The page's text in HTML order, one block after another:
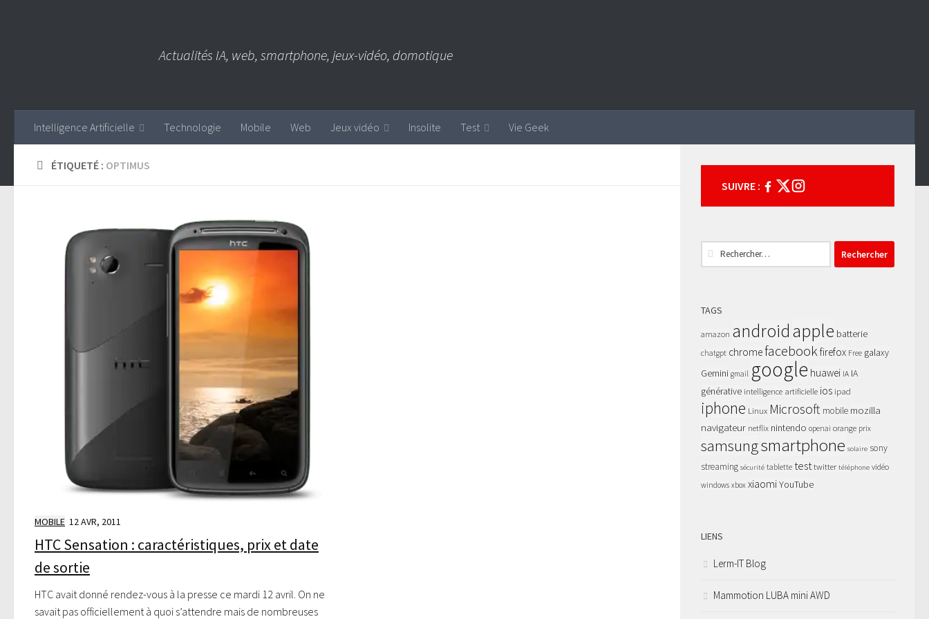
Actualités IA, web, smartphone, jeux-vidéo, domotique
Intelligence Artificielle Technologie Mobile Web Jeux vidéo Insolite Test Vie Geek
ÉTIQUETÉ : OPTIMUS
MOBILE 12 AVR, 2011
HTC Sensation : caractéristiques, prix et date
de sortie
HTC avait donné rendez-vous à la presse ce mardi 12 avril. On ne
savait pas officiellement à quoi s’attendre mais de nombreuses
SUIVRE :
Rechercher :
TAGS
amazon androidapple batterie
chatgpt chromefacebookfirefox Free galaxy
Gemini gmail google huawei IA IA
générative intelligence artificielle ios ipad
iphone Linux Microsoft mobile mozilla
navigateur netflix nintendo openai orange prix
samsungsmartphone solaire sony
streaming sécurité tablette testtwitter téléphone vidéo
windows xbox xiaomiYouTube
LIENS
Lerm-IT Blog
Mammotion LUBA mini AWD